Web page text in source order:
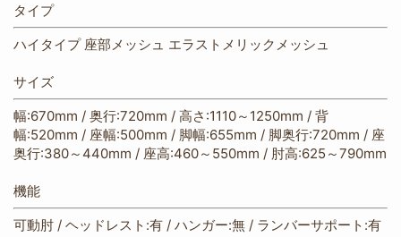
タイプ
ハイタイプ 座部メッシュ エラストメリックメッシュ
サイズ
幅:670mm / 奥行:720mm / 高さ:1110～1250mm / 背
幅:520mm / 座幅:500mm / 脚幅:655mm / 脚奥行:720mm / 座
奥行:380～440mm / 座高:460～550mm / 肘高:625～790mm
機能
可動肘 / ヘッドレスト:有 / ハンガー:無 / ランバーサポート:有